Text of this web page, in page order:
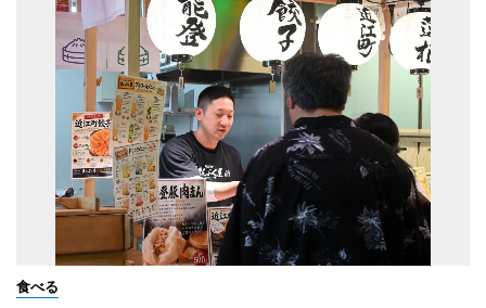
食べる